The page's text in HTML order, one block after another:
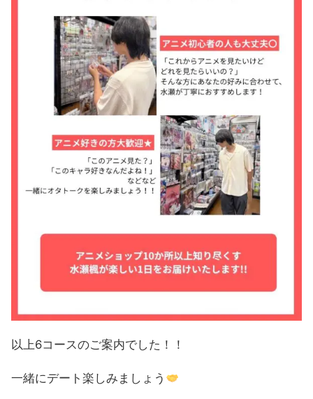
以上6コースのご案内でした！！
一緒にデート楽しみましょう